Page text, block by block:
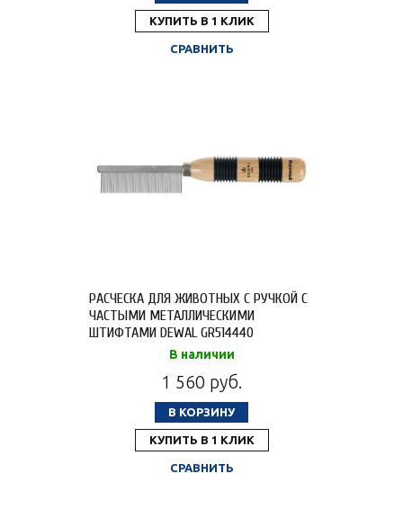
КУПИТЬ В 1 КЛИК
СРАВНИТЬ
РАСЧЕСКА ДЛЯ ЖИВОТНЫХ С РУЧКОЙ С
ЧАСТЫМИ МЕТАЛЛИЧЕСКИМИ
ШТИФТАМИ DEWAL GR514440
В наличии
1 560 руб.
В КОРЗИНУ
КУПИТЬ В 1 КЛИК
СРАВНИТЬ